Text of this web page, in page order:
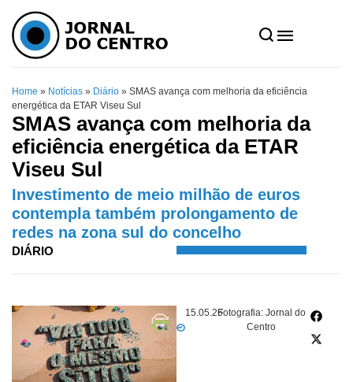
Home » Notícias » Diário » SMAS avança com melhoria da eficiência
energética da ETAR Viseu Sul
SMAS avança com melhoria da
eficiência energética da ETAR
Viseu Sul
Investimento de meio milhão de euros
contempla também prolongamento de
redes na zona sul do concelho
DIÁRIO
15.05.26Fotografia: Jornal do
Centro